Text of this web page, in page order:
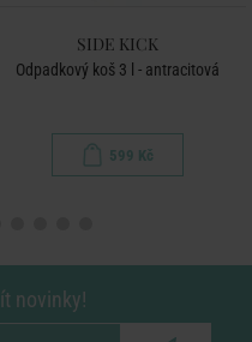
SIDE KICK
Odpadkový koš 3 l - antracitová
599 Kč
novinky!